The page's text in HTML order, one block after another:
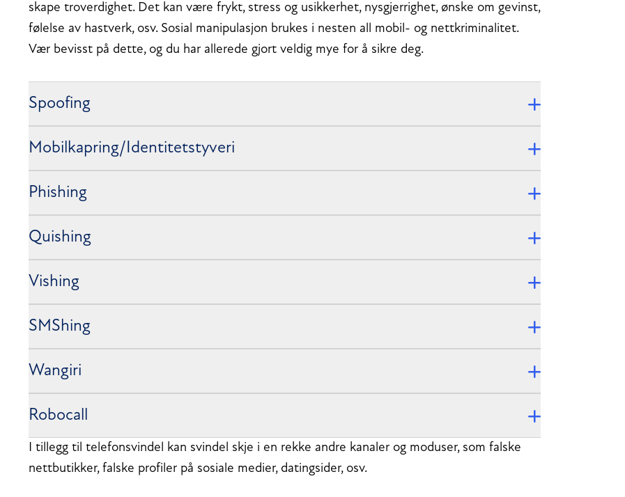
skape troverdighet. Det kan være frykt, stress og usikkerhet, nysgjerrighet, ønske om gevinst,
følelse av hastverk, osv. Sosial manipulasjon brukes i nesten all mobil- og nettkriminalitet.
Vær bevisst på dette, og du har allerede gjort veldig mye for å sikre deg.
Spoofing
Mobilkapring/Identitetstyveri
Phishing
Quishing
Vishing
SMShing
Wangiri
Robocall
I tillegg til telefonsvindel kan svindel skje i en rekke andre kanaler og moduser, som falske
nettbutikker, falske profiler på sosiale medier, datingsider, osv.